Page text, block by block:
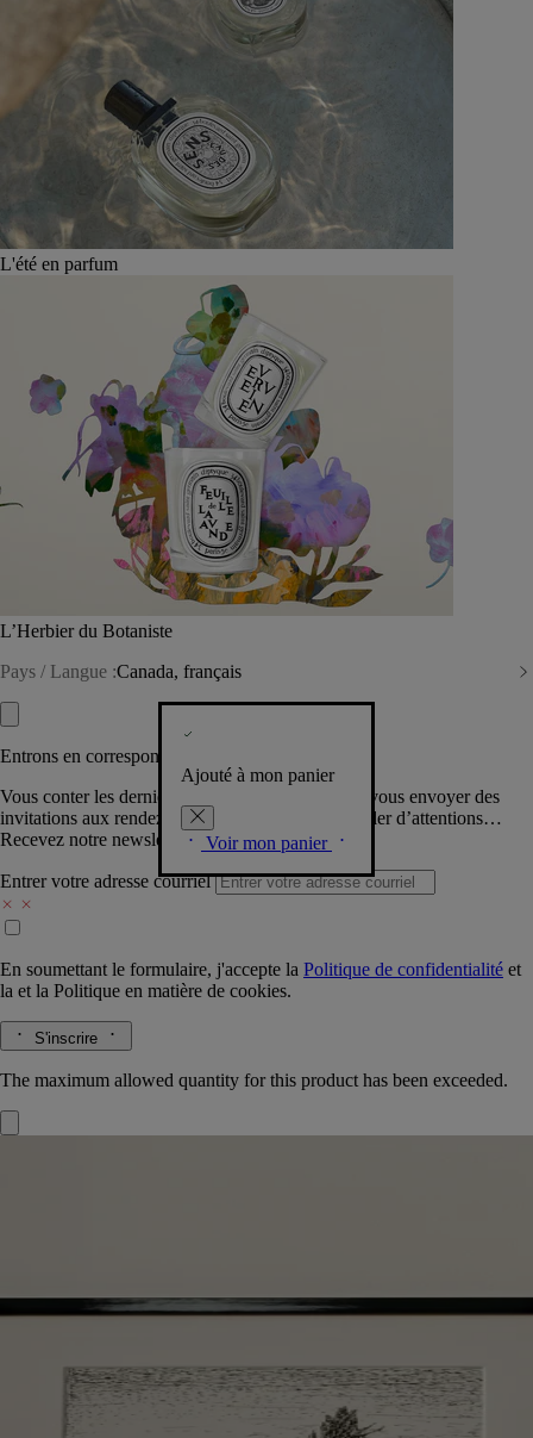
L'été en parfum
L’Herbier du Botaniste
Pays / Langue :Canada, français
Ajouté à mon panier
Voir mon panier
Entrons en correspondance​
Vous conter les dernières créations de la Maison, vous envoyer des
invitations aux rendez-vous Diptyque, vous combler d’attentions…
Recevez notre newsletter.
Entrer votre adresse courriel
En soumettant le formulaire, j'accepte la Politique de confidentialité et
la et la Politique en matière de cookies.
S'inscrire
The maximum allowed quantity for this product has been exceeded.